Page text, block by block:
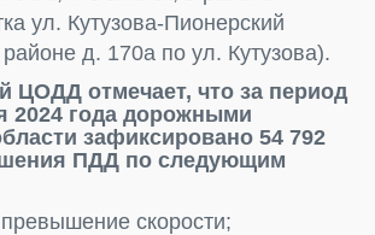
ул. Кутузова-Пионерский
д. 170а по ул. Кутузова).
ЦОДД отмечает, что за период
2024 года дорожными
зафиксировано 54 792
ПДД по следующим
скорости;